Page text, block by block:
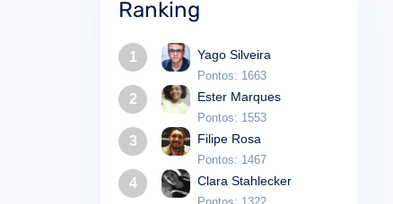
Ranking
1 Yago Silveira
Pontos: 1663
2 Ester Marques
Pontos: 1553
3 Filipe Rosa
Pontos: 1467
4 Clara Stahlecker